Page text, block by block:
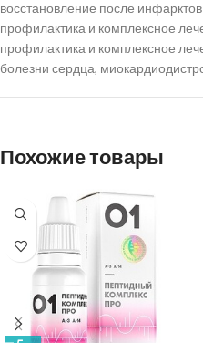
восстановление после инфарктов
профилактика и комплексное
профилактика и комплексное
болезни сердца,
Похожие товары